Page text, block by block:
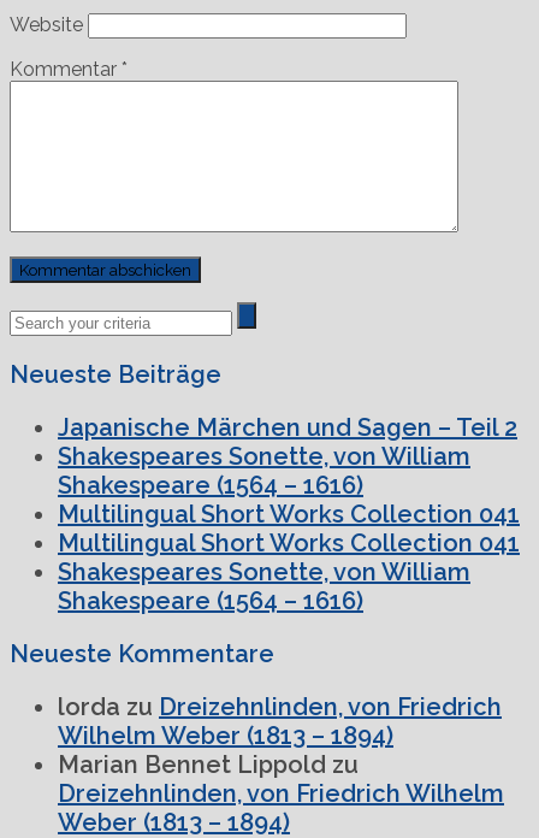
Website
Kommentar *
Previous
Post
Next
Post
Neueste Beiträge
Japanische Märchen und Sagen – Teil 2
Shakespeares Sonette, von William
Shakespeare (1564 – 1616)
Multilingual Short Works Collection 041
Multilingual Short Works Collection 041
Shakespeares Sonette, von William
Shakespeare (1564 – 1616)
Neueste Kommentare
lorda zu Dreizehnlinden, von Friedrich
Wilhelm Weber (1813 – 1894)
Marian Bennet Lippold zu
Dreizehnlinden, von Friedrich Wilhelm
Weber (1813 – 1894)